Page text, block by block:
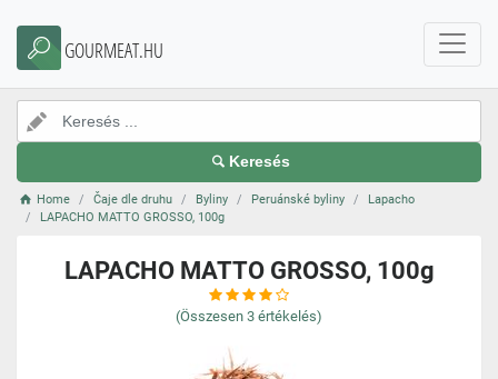
GOURMEAT.HU
Keresés
Home Čaje dle druhu Byliny Peruánské byliny
Lapacho
LAPACHO MATTO GROSSO, 100g
LAPACHO MATTO GROSSO, 100g
(Összesen 3 értékelés)